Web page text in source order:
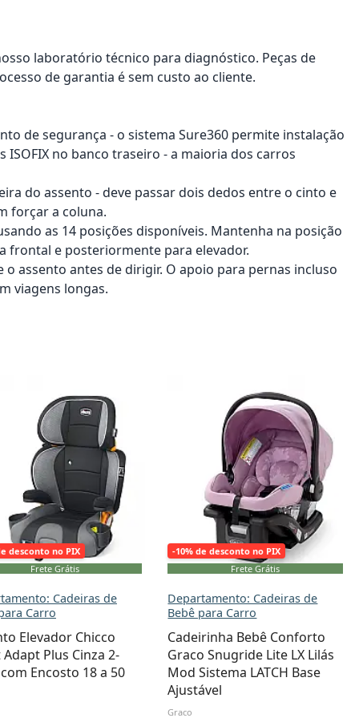
laboratório técnico para diagnóstico. Peças de
de garantia é sem custo ao cliente.
de segurança - o sistema Sure360 permite instalação
no banco traseiro - a maioria dos carros
do assento - deve passar dois dedos entre o cinto e
forçar a coluna.
as 14 posições disponíveis. Mantenha na posição
frontal e posteriormente para elevador.
assento antes de dirigir. O apoio para pernas incluso
viagens longas.
desconto no PIX
Frete Grátis
Cadeiras de
Carro
Elevador Chicco
Adapt Plus Cinza 2-
Encosto 18 a 50
ao carrinho
-10% de desconto no PIX
Frete Grátis
Departamento: Cadeiras de
Bebê para Carro
Cadeirinha Bebê Conforto
Graco Snugride Lite LX Lilás
Mod Sistema LATCH Base
Ajustável
Graco